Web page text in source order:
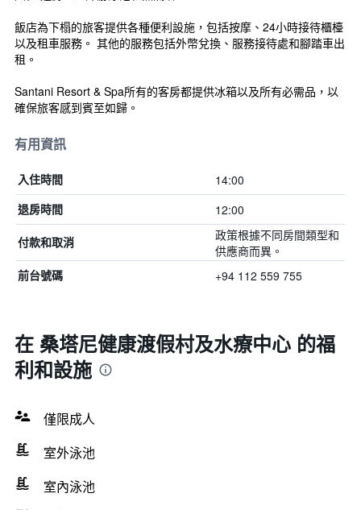
飯店為下榻的旅客提供各種便利設施，包括按摩、24小時接待櫃檯
以及租車服務。 其他的服務包括外幣兌換、服務接待處和腳踏車出
租。
Santani Resort & Spa所有的客房都提供冰箱以及所有必需品，以
確保旅客感到賓至如歸。
有用資訊
入住時間 14:00
退房時間 12:00
付款和取消
政策根據不同房間類型和
供應商而異。
前台號碼 +94 112 559 755
在 桑塔尼健康渡假村及水療中心 的福
利和設施
僅限成人
室外泳池
室內泳池